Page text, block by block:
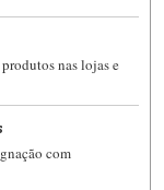
nas lojas e
com